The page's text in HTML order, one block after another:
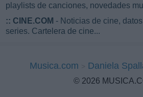
playlists de canciones, novedades
:: CINE.COM - Noticias de cine,
series. Cartelera de cine...
Musica.com Daniela
© 2026